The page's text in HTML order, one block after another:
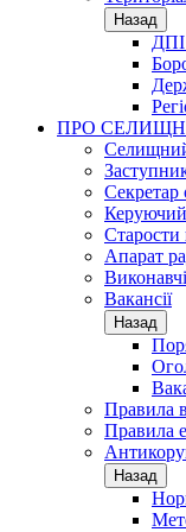
Назад
ДПІ
ПРО
Секретар
Керуючий
Старости
Апарат
Вакансії
Назад
Правила
Правила
Назад